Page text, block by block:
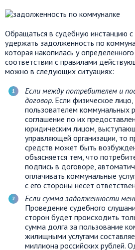
Обращаться в судебную инстанцию
удержать задолженность по
которая накопилась у
соответствии с правилами
можно в следующих ситуациях:
Если между потребителем и
договор. Если физическое
пользователем коммунальных
соглашение по их
юридическим лицом,
управляющей организации, то
средств может быть
объясняется тем, что
подпись в договоре,
оплачивать коммунальные
с его стороны несет
Если сумма задолженности
Проведение судебного
сторон будет происходить
сумма долга за пользование
жилищными услугами
миллиона российских рублей.